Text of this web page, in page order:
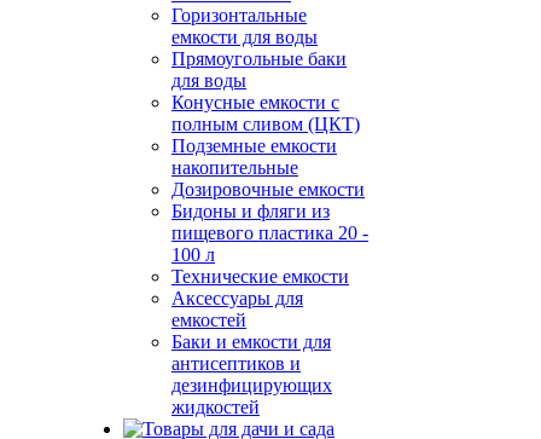
Горизонтальные
емкости для воды
Прямоугольные баки
для воды
Конусные емкости с
полным сливом (ЦКТ)
Подземные емкости
накопительные
Дозировочные емкости
Бидоны и фляги из
пищевого пластика 20 -
100 л
Технические емкости
Аксессуары для
емкостей
Баки и емкости для
антисептиков и
дезинфицирующих
жидкостей